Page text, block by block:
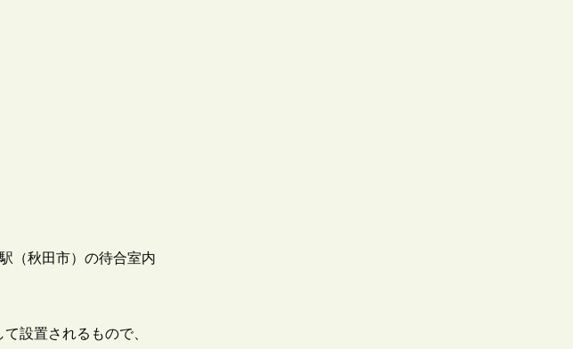
（秋田市）の待合室内
設置されるもので、